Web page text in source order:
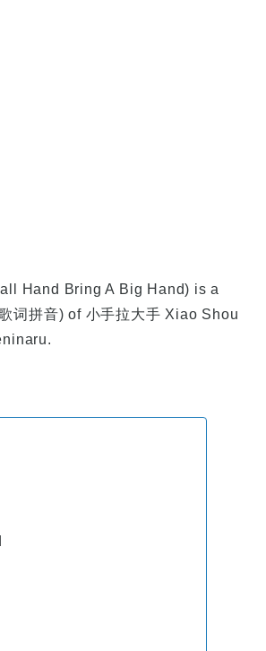
Hand Bring A Big Hand) is a
词拼音) of 小手拉大手 Xiao Shou